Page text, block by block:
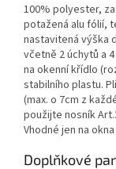
100% polyester,
potažená alu fólií,
nastavitená výška
včetně 2 úchytů a
na okenní křídlo
stabilního plastu.
(max. o 7cm z
použijte nosník
Vhodné jen na
Doplňkové